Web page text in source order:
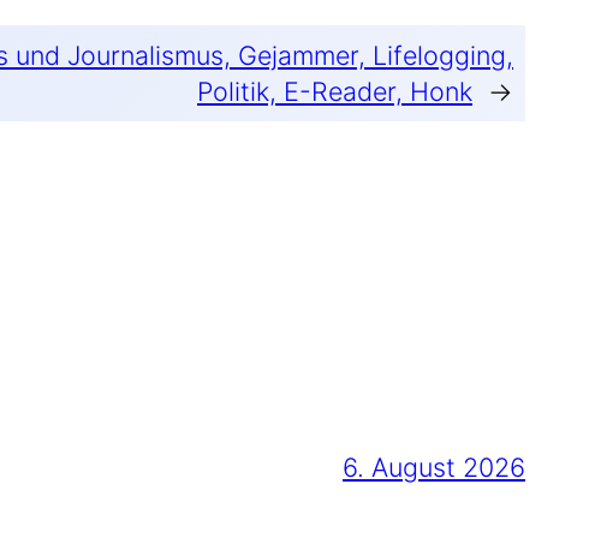
und Journalismus, Gejammer, Lifelogging,
Politik, E-Reader, Honk →
6. August 2026